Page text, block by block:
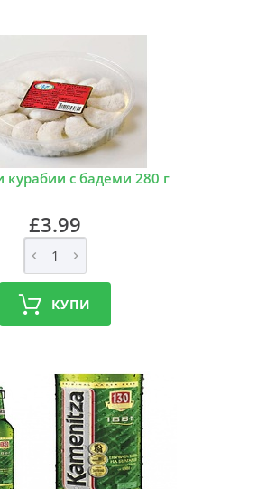
курабии с бадеми 280 г
£3.99
КУПИ